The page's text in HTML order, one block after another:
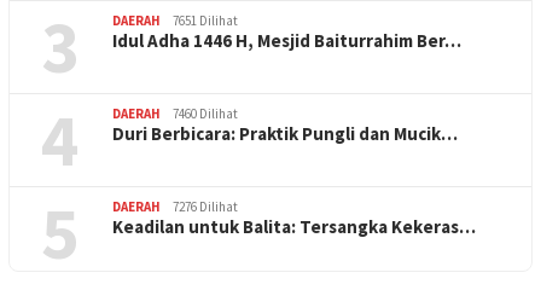
3 DAERAH 7651 Dilihat
Idul Adha 1446 H, Mesjid Baiturrahim Ber…
4 DAERAH 7460 Dilihat
Duri Berbicara: Praktik Pungli dan Mucik…
5 DAERAH 7276 Dilihat
Keadilan untuk Balita: Tersangka Kekeras…